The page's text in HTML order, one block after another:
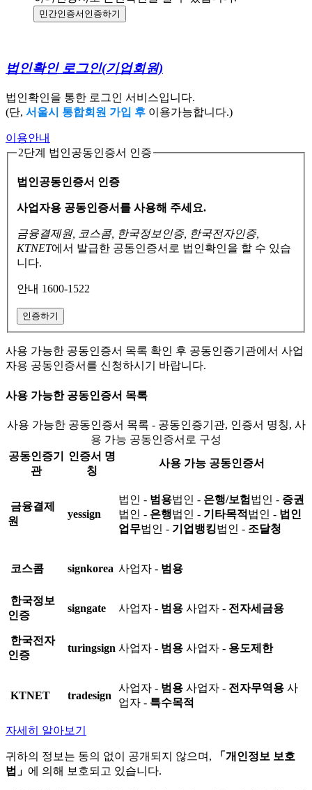
민간인증서 인증하기
법인확인 로그인(기업회원)
법인확인을 통한 로그인 서비스입니다.
(단, 서울시 통합회원 가입 후 이용가능합니다.)
이용안내
2단계 법인공동인증서 인증
법인공동인증서 인증
사업자용 공동인증서를 사용해 주세요.
금융결제원, 코스콤, 한국정보인증, 한국전자인증,
KTNET에서 발급한 공동인증서로 법인확인을 할 수 있습
니다.
안내 1600-1522
인증하기
사용 가능한 공동인증서 목록 확인 후 공동인증기관에서 사업
자용 공동인증서를 신청하시기 바랍니다.
사용 가능한 공동인증서 목록
사용 가능한 공동인증서 목록 - 공동인증기관, 인증서 명칭, 사
용 가능 공동인증서로 구성
공동인증기
관
인증서 명
칭
사용 가능 공동인증서
금융결제
원
yessign
법인 - 범용법인 - 은행/보험 법인 - 증권
법인 - 은행법인 - 기타목적 법인 - 법인
업무법인 - 기업뱅킹법인 - 조달청
코스콤 signkorea 사업자 - 범용
한국정보
인증
signgate 사업자 - 범용 사업자 - 전자세금용
한국전자
인증
turingsign 사업자 - 범용 사업자 - 용도제한
KTNET tradesign
사업자 - 범용 사업자 - 전자무역용 사
업자 - 특수목적
자세히 알아보기
귀하의 정보는 동의 없이 공개되지 않으며,
「개인정보 보호
법」 에 의해 보호되고 있습니다.